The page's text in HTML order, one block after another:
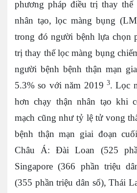
phương pháp điều trị thay thế
nhân tạo, lọc màng bụng
trong đó người bệnh lựa chọn
trị thay thế lọc màng bụng
người bệnh bệnh thận mạn
5.3% so với năm 2019 3. Lọc
hơn chạy thận nhân tạo khi
mạch cũng như tỷ lệ tử vong
bệnh thận mạn giai đoạn
Châu Á: Đài Loan (525
Singapore (366 phần triệu
(355 phần triệu dân số), Thái